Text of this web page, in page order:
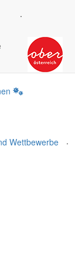
.
Wettbewerbe
.